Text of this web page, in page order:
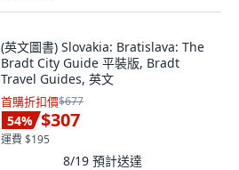
(英文圖書) Slovakia: Bratislava: The
Bradt City Guide 平裝版, Bradt
Travel Guides, 英文
首購折扣價$677
54% $307
運費 $195
8/19 預計送達